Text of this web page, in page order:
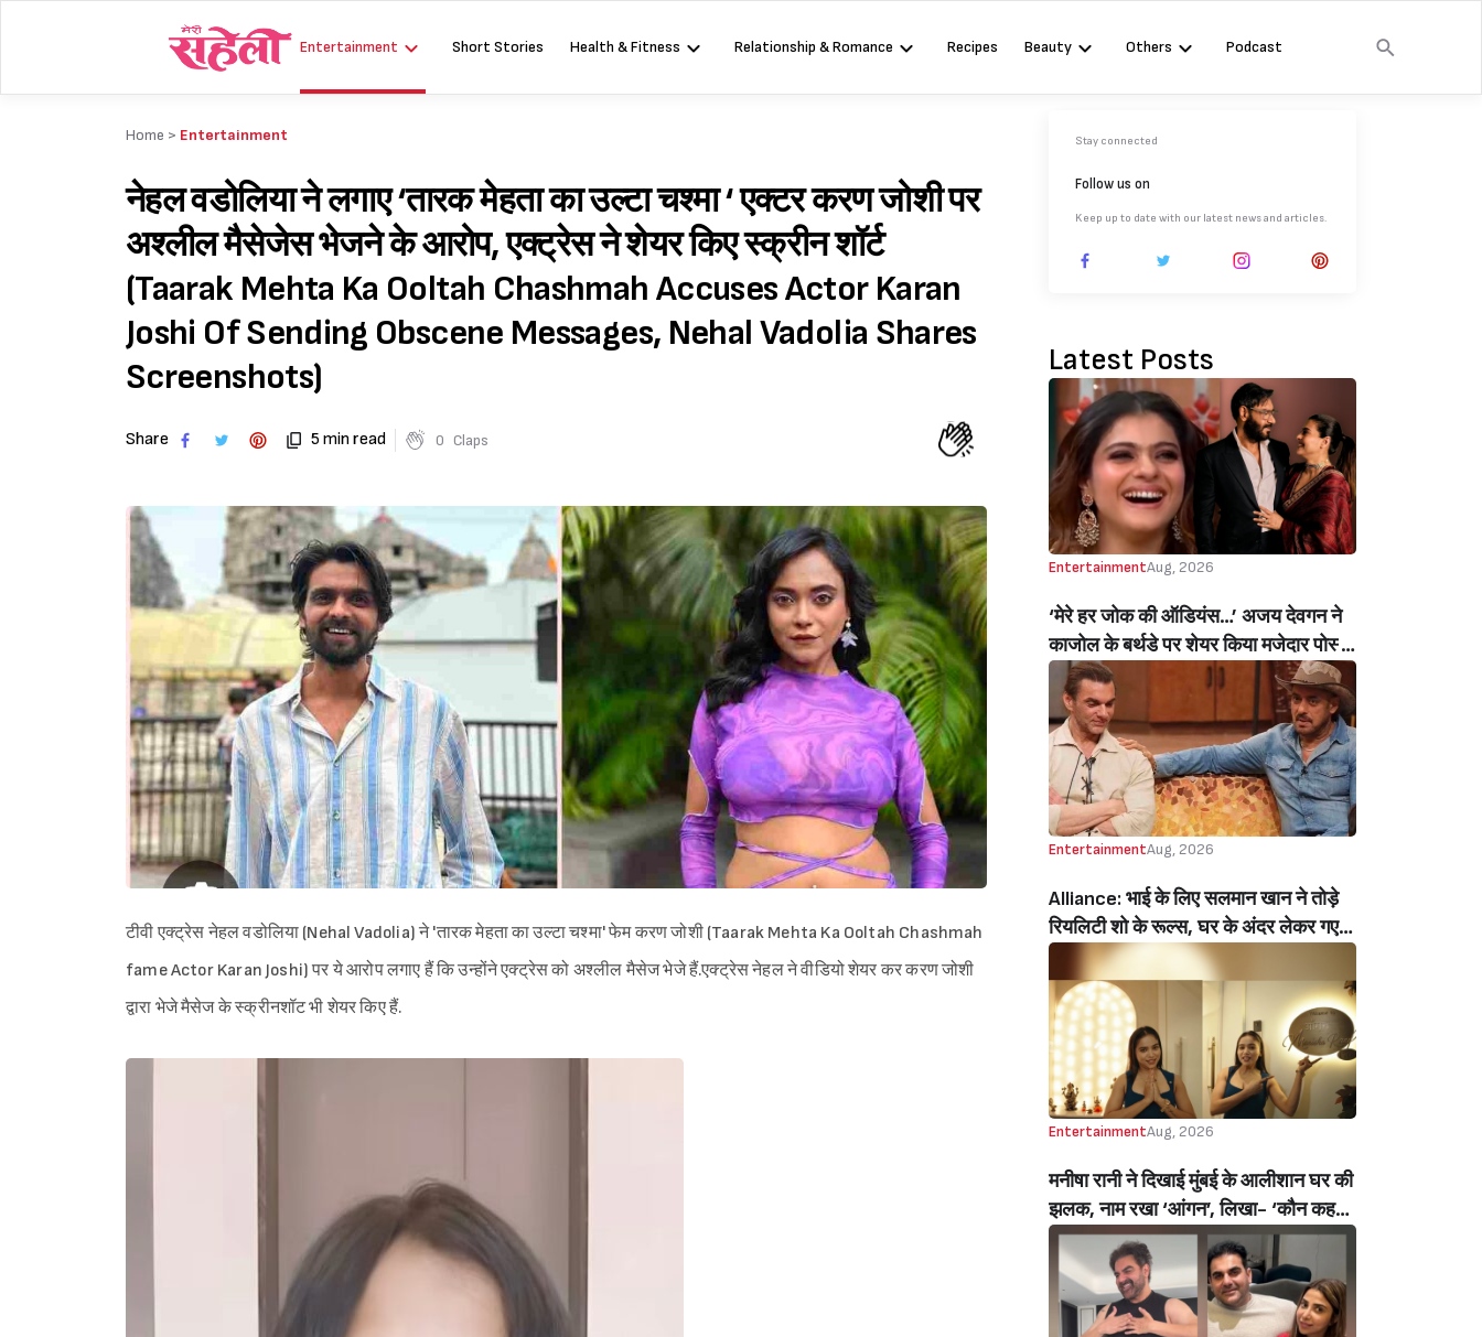
Entertainment Short Stories Health & Fitness Relationship & Romance Recipes Beauty Others Podcast
Home > Entertainment
नेहल वडोलिया ने लगाए ‘तारक मेहता का उल्टा चश्मा ‘ एक्टर करण जोशी पर
अश्लील मैसेजेस भेजने के आरोप, एक्ट्रेस ने शेयर किए स्क्रीन शॉर्ट
(Taarak Mehta Ka Ooltah Chashmah Accuses Actor Karan
Joshi Of Sending Obscene Messages, Nehal Vadolia Shares
Screenshots)
Share 5 min read 0 Claps
टीवी एक्ट्रेस नेहल वडोलिया (Nehal Vadolia) ने 'तारक मेहता का उल्टा चश्मा' फेम करण जोशी (Taarak Mehta Ka Ooltah Chashmah
fame Actor Karan Joshi) पर ये आरोप लगाए हैं कि उन्होंने एक्ट्रेस को अश्लील मैसेज भेजे हैं.एक्ट्रेस नेहल ने वीडियो शेयर कर करण जोशी
द्वारा भेजे मैसेज के स्क्रीनशॉट भी शेयर किए हैं.
Stay connected
Follow us on
Keep up to date with our latest news and articles.
Latest Posts
EntertainmentAug, 2026
‘मेरे हर जोक की ऑडियंस…’ अजय देवगन ने
काजोल के बर्थडे पर शेयर किया मजेदार पोस्ट,
हंसती-ठहाका लगाती काजोल पर लुटाया प्यार
(My Best Joke Has Had The Same
Audience’ Ajay Devgn’s Heartfelt
Birthday Wish Melts Kajol’s Fans)
EntertainmentAug, 2026
Alliance: भाई के लिए सलमान खान ने तोड़े
रियलिटी शो के रूल्स, घर के अंदर लेकर गए
मोबाइल, सोहेल खान हुए इमोशनल (Salman
Khan Break Rules Bring Mobile
Inside Reality Show Alliance For
Brother Sohail Khan Emotional)
EntertainmentAug, 2026
मनीषा रानी ने दिखाई मुंबई के आलीशान घर की
झलक, नाम रखा ‘आंगन’, लिखा- ‘कौन कहता
है सपने पूरे नहीं होते’ (Manisha Rani
Shares Glimpse Of Her Luxurious
New House In Mumbai, Names It
‘Aangan’, Says- ‘Who Says Dreams